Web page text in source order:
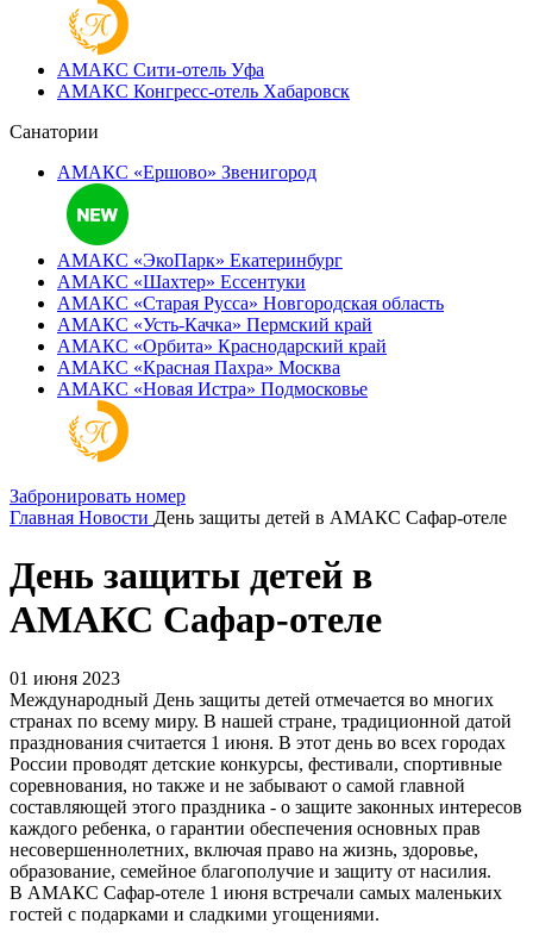
АМАКС Сити-отель Уфа
АМАКС Конгресс-отель Хабаровск
Санатории
АМАКС «Ершово» Звенигород
АМАКС «ЭкоПарк» Екатеринбург
АМАКС «‎Шахтер» Ессентуки
АМАКС «‎Старая Русса» Новгородская область
АМАКС «‎Усть-Качка» Пермский край
АМАКС «‎Орбита» Краснодарский край
АМАКС «‎Красная Пахра» Москва
АМАКС «‎Новая Истра» Подмосковье
Забронировать номер
Главная Новости День защиты детей в АМАКС Сафар-отеле
День защиты детей в
АМАКС Сафар-отеле
01 июня 2023
Международный День защиты детей отмечается во многих
странах по всему миру. В нашей стране, традиционной датой
празднования считается 1 июня. В этот день во всех городах
России проводят детские конкурсы, фестивали, спортивные
соревнования, но также и не забывают о самой главной
составляющей этого праздника - о защите законных интересов
каждого ребенка, о гарантии обеспечения основных прав
несовершеннолетних, включая право на жизнь, здоровье,
образование, семейное благополучие и защиту от насилия.
В АМАКС Сафар-отеле 1 июня встречали самых маленьких
гостей с подарками и сладкими угощениями.